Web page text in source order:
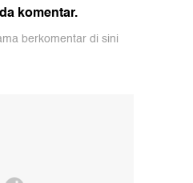
komentar.
berkomentar di sini